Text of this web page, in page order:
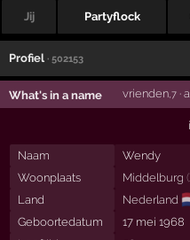
Jij Partyflock
Profiel · 502153
What's in a name vrienden,7·
Naam
Wendy
Woonplaats
Middelburg (
Land
Nederland
Geboortedatum
17 mei 1968